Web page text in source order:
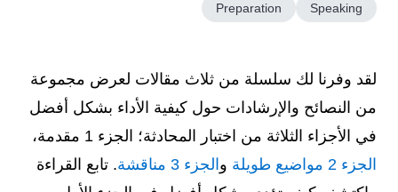
Speaking
Preparation
لقد وفرنا لك سلسلة من ثلاث مقالات لعرض مجموعة
من النصائح والإرشادات حول كيفية الأداء بشكل أفضل
في الأجزاء الثلاثة من اختبار المحادثة؛ الجزء 1 مقدمة،
الجزء 2 مواضيع طويلة
و الجزء 3 مناقشة
. تابع القراءة